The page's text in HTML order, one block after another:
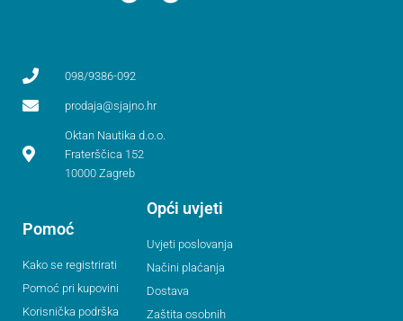
098/9386-092
prodaja@sjajno.hr
Oktan Nautika d.o.o.
Fraterščica 152
10000 Zagreb
Pomoć
Kako se registrirati
Pomoć pri kupovini
Korisnička podrška
Opći uvjeti
Uvjeti poslovanja
Načini plaćanja
Dostava
Zaštita osobnih